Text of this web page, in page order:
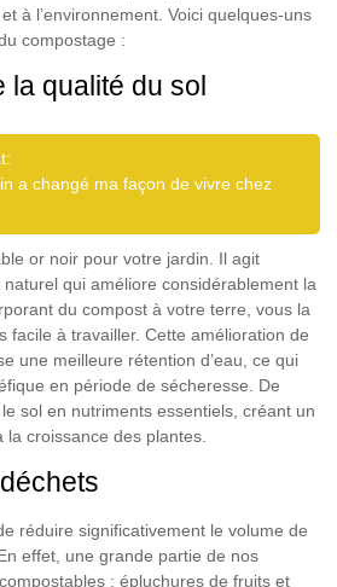
à l’environnement. Voici quelques-uns
compostage :
la qualité du sol
a changé ma façon de vivre chez
or noir pour votre jardin . Il agit
qui améliore considérablement la
du compost à votre terre, vous la
facile à travailler. Cette amélioration de
une meilleure rétention d’eau, ce qui
en période de sécheresse. De
sol en nutriments essentiels, créant un
croissance des plantes.
réduire significativement le volume de
effet, une grande partie de nos
: épluchures de fruits et